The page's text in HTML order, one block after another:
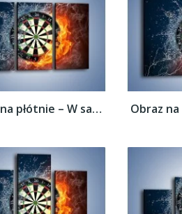
Obraz na płótnie – W sam środek tarczy –...